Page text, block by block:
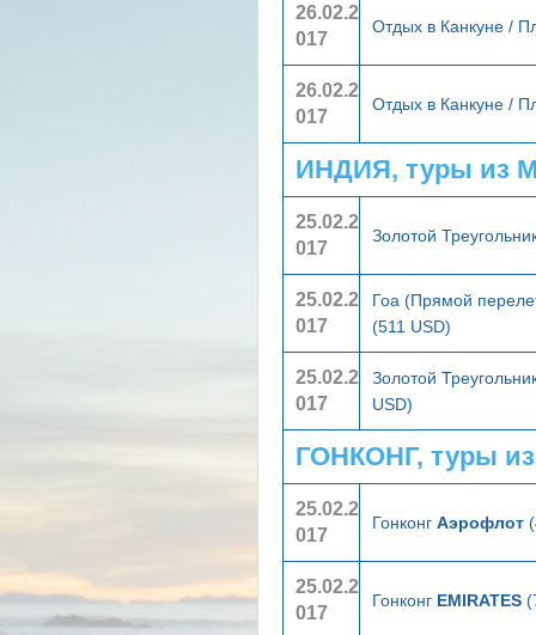
26.02.2
017
Отдых в Канкуне /
26.02.2
017
Отдых в Канкуне /
ИНДИЯ, туры из
25.02.2
017
Золотой
25.02.2
017
Гоа (Прямой
(511 USD)
25.02.2
017
Золотой
USD)
ГОНКОНГ, туры
25.02.2
017
Гонконг Аэрофлот
25.02.2
017
Гонконг EMIRATES